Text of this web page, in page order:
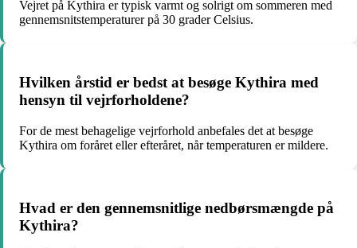
Vejret på Kythira er typisk varmt og solrigt om sommeren med
gennemsnitstemperaturer på 30 grader Celsius.
Hvilken årstid er bedst at besøge Kythira med
hensyn til vejrforholdene?
For de mest behagelige vejrforhold anbefales det at besøge
Kythira om foråret eller efteråret, når temperaturen er mildere.
Hvad er den gennemsnitlige nedbørsmængde på
Kythira?